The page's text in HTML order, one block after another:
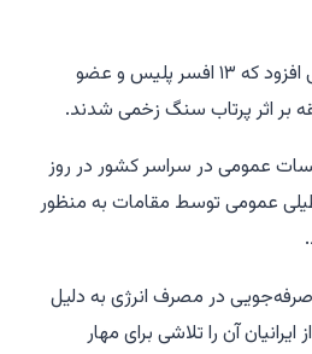
این گزارش رسانه‌های دولتی افزود که ۱۳ افسر پلیس و عضو
بر اثر پرتاب سنگ زخمی شدند.
عمومی در سراسر کشور در روز
عمومی توسط مقامات به منظور
در مصرف انرژی به دلیل
آن را تلاشی برای مهار